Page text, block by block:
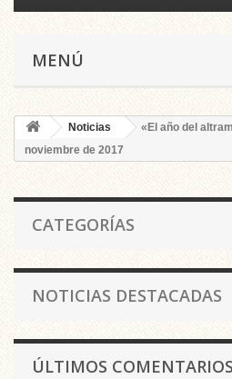
MENÚ
Noticias
«El año del
noviembre de 2017
CATEGORÍAS
NOTICIAS DESTACADAS
ÚLTIMOS COMENTARIOS